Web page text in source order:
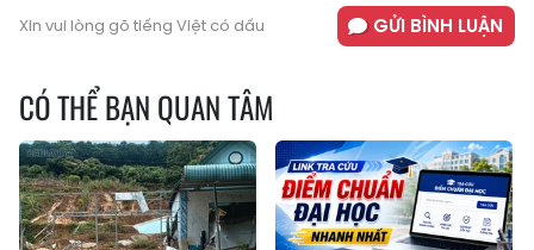
Xin vui lòng gõ tiếng Việt có dấu GỬI BÌNH LUẬN
CÓ THỂ BẠN QUAN TÂM